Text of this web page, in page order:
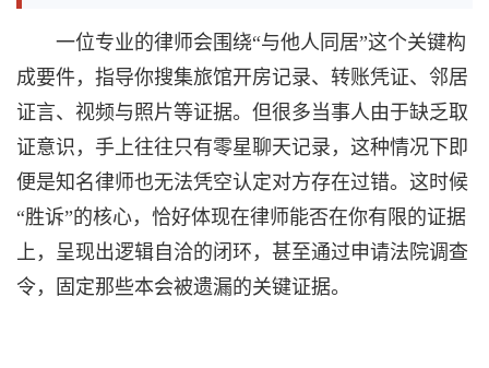
一位专业的律师会围绕“与他人同居”这个关键构
成要件，指导你搜集旅馆开房记录、转账凭证、邻居
证言、视频与照片等证据。但很多当事人由于缺乏取
证意识，手上往往只有零星聊天记录，这种情况下即
便是知名律师也无法凭空认定对方存在过错。这时候
“胜诉”的核心，恰好体现在律师能否在你有限的证据
上，呈现出逻辑自洽的闭环，甚至通过申请法院调查
令，固定那些本会被遗漏的关键证据。